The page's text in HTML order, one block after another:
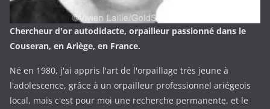
Chercheur d'or autodidacte, orpailleur passionné dans le
Couseran, en Ariège, en France.
Né en 1980, j'ai appris l'art de l'orpaillage très jeune à
l'adolescence, grâce à un orpailleur professionnel ariégeois
local, mais c'est pour moi une recherche permanente, et le